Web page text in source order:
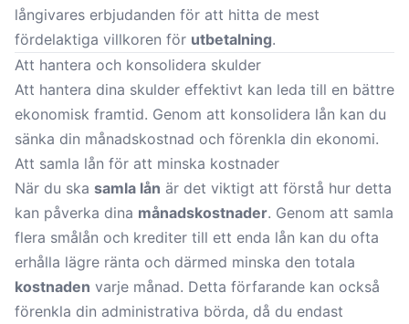
långivares erbjudanden för att hitta de mest
fördelaktiga villkoren för utbetalning.
Att hantera och konsolidera skulder
Att hantera dina skulder effektivt kan leda till en bättre
ekonomisk framtid. Genom att konsolidera lån kan du
sänka din månadskostnad och förenkla din ekonomi.
Att samla lån för att minska kostnader
När du ska samla lån är det viktigt att förstå hur detta
kan påverka dina månadskostnader. Genom att samla
flera smålån och krediter till ett enda lån kan du ofta
erhålla lägre ränta och därmed minska den totala
kostnaden varje månad. Detta förfarande kan också
förenkla din administrativa börda, då du endast